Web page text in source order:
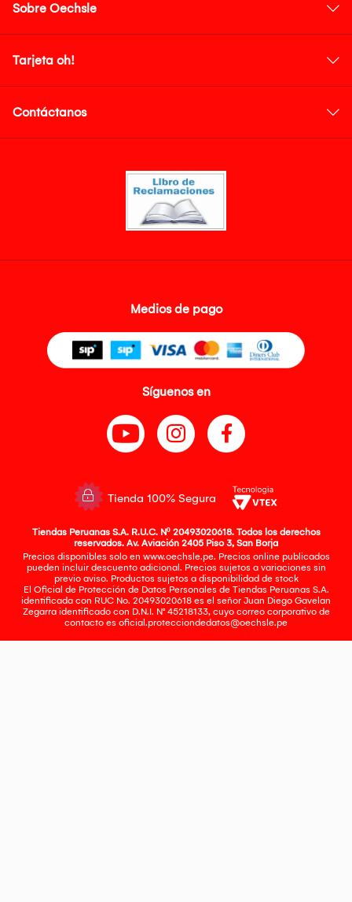
Sobre Oechsle
Tarjeta oh!
Contáctanos
Medios de pago
Síguenos en
Tienda 100% Segura
Tiendas Peruanas S.A. R.U.C. Nº 20493020618. Todos los derechos
reservados. Av. Aviación 2405 Piso 3, San Borja
Precios disponibles solo en www.oechsle.pe. Precios online publicados
pueden incluir descuento adicional. Precios sujetos a variaciones sin
previo aviso. Productos sujetos a disponibilidad de stock
El Oficial de Protección de Datos Personales de Tiendas Peruanas S.A.
identificada con RUC No. 20493020618 es el señor Juan Diego Gavelan
Zegarra identificado con D.N.I. N° 45218133, cuyo correo corporativo de
contacto es oficial.protecciondedatos@oechsle.pe